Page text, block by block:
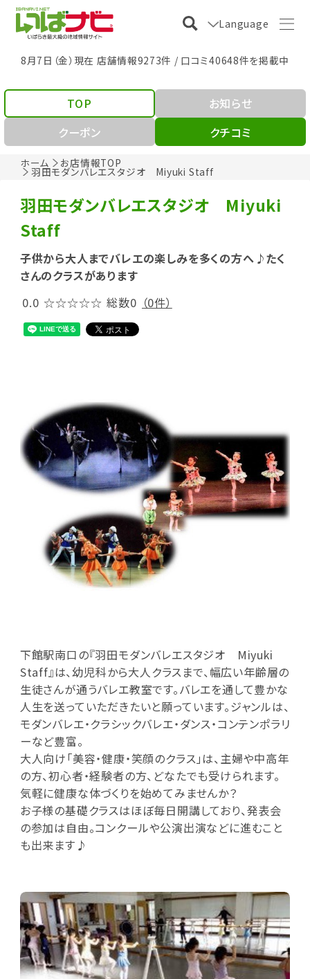
Language
8月7日（金）現在 店舗情報9273件 / 口コミ40648件を掲載中
ホーム お店情報TOP
羽田モダンバレエスタジオ Miyuki Staff
TOP
お知らせ
クーポン
クチコミ
羽田モダンバレエスタジオ Miyuki
Staff
子供から大人までバレエの楽しみを多くの方へ♪たく
さんのクラスがあります
0.0 ☆☆☆☆☆ 総数0 （0件）
下館駅南口の『羽田モダンバレエスタジオ Miyuki
Staff』は、幼児科から大人クラスまで、幅広い年齢層の
生徒さんが通うバレエ教室です。バレエを通して豊かな
人生を送っていただきたいと願っています。ジャンルは、
モダンバレエ・クラシックバレエ・ダンス・コンテンポラリ
ーなど豊富。
大人向け「美容・健康・笑顔のクラス」は、主婦や中高年
の方、初心者・経験者の方、どなたでも受けられます。
気軽に健康な体づくりを始めてみませんか？
お子様の基礎クラスはほぼ毎日開講しており、発表会
の参加は自由。コンクールや公演出演などに進むこと
も出来ます♪